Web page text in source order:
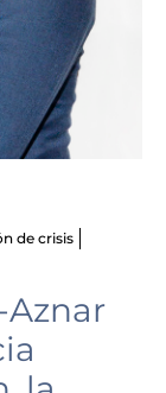
de crisis